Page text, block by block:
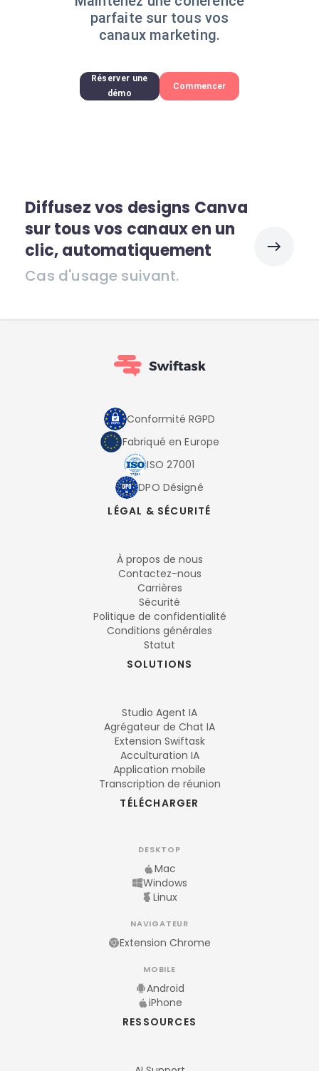
parfaite sur tous vos
canaux marketing.
Réserver une
démo
Commencer
Diffusez vos designs Canva
sur tous vos canaux en un
clic, automatiquement
Cas d'usage suivant.
Conformité RGPD
Fabriqué en Europe
ISO 27001
DPO Désigné
LÉGAL & SÉCURITÉ
À propos de nous
Contactez-nous
Carrières
Sécurité
Politique de confidentialité
Conditions générales
Statut
SOLUTIONS
Studio Agent IA
Agrégateur de Chat IA
Extension Swiftask
Acculturation IA
Application mobile
Transcription de réunion
TÉLÉCHARGER
DESKTOP
Mac
Windows
Linux
NAVIGATEUR
Extension Chrome
MOBILE
Android
iPhone
RESSOURCES